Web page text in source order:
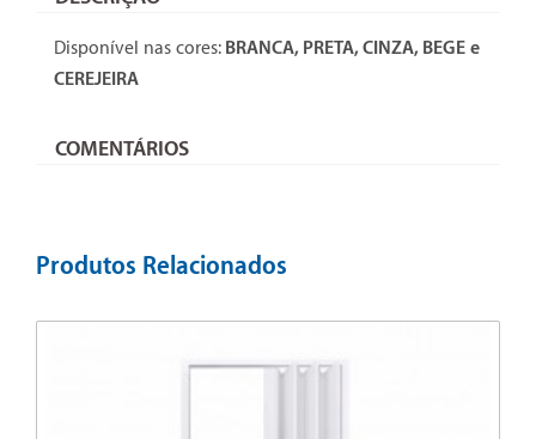
Disponível nas cores: BRANCA, PRETA, CINZA, BEGE e
CEREJEIRA
COMENTÁRIOS
Produtos Relacionados